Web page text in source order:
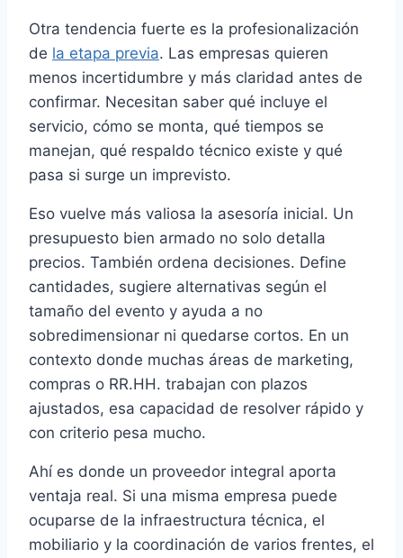
Otra tendencia fuerte es la profesionalización
de la etapa previa. Las empresas quieren
menos incertidumbre y más claridad antes de
confirmar. Necesitan saber qué incluye el
servicio, cómo se monta, qué tiempos se
manejan, qué respaldo técnico existe y qué
pasa si surge un imprevisto.
Eso vuelve más valiosa la asesoría inicial. Un
presupuesto bien armado no solo detalla
precios. También ordena decisiones. Define
cantidades, sugiere alternativas según el
tamaño del evento y ayuda a no
sobredimensionar ni quedarse cortos. En un
contexto donde muchas áreas de marketing,
compras o RR.HH. trabajan con plazos
ajustados, esa capacidad de resolver rápido y
con criterio pesa mucho.
Ahí es donde un proveedor integral aporta
ventaja real. Si una misma empresa puede
ocuparse de la infraestructura técnica, el
mobiliario y la coordinación de varios frentes, el